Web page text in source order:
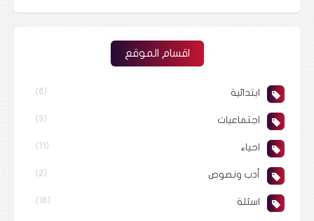
اقسام الموقع
ابتدائية (6)
اجتماعيات (3)
احياء (11)
أدب ونصوص (2)
اسئلة (16)